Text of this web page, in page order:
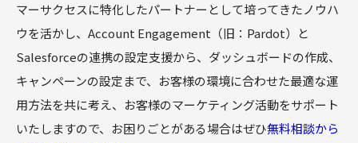
マーサクセスに特化したパートナーとして培ってきたノウハ
ウを活かし、Account Engagement（旧：Pardot）と
Salesforceの連携の設定支援から、ダッシュボードの作成、
キャンペーンの設定まで、お客様の環境に合わせた最適な運
用方法を共に考え、お客様のマーケティング活動をサポート
いたしますので、お困りごとがある場合はぜひ無料相談から